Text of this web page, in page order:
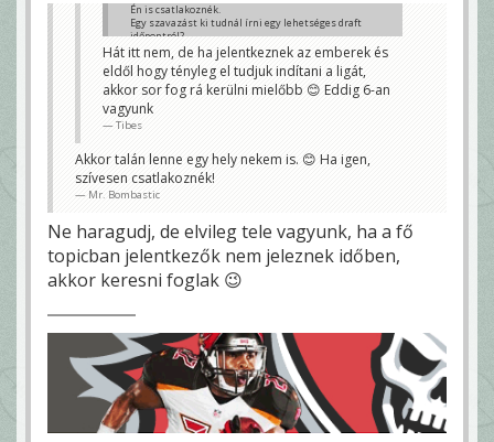
Én is csatlakoznék.
Egy szavazást ki tudnál írni egy lehetséges draft
időpontról?
schdavegt
Hát itt nem, de ha jelentkeznek az emberek és
eldől hogy tényleg el tudjuk indítani a ligát,
akkor sor fog rá kerülni mielőbb 😊 Eddig 6-an
vagyunk
Tibes
Akkor talán lenne egy hely nekem is. 😊 Ha igen,
szívesen csatlakoznék!
Mr. Bombastic
Ne haragudj, de elvileg tele vagyunk, ha a fő
topicban jelentkezők nem jeleznek időben,
akkor keresni foglak 😉